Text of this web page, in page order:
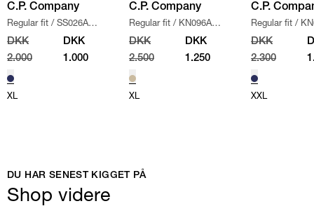
C.P. Company
Regular fit / SS026A
005086W SWEATSHIRT
DKK
2.000
DKK
1.000
XL
C.P. Company
Regular fit / KN096A
110560A STRIK / SAND
DKK
2.500
DKK
1.250
XL
C.P.
Regular fit /
/ NAVY
DKK
2.300
XXL
DU HAR SENEST KIGGET PÅ
Shop videre